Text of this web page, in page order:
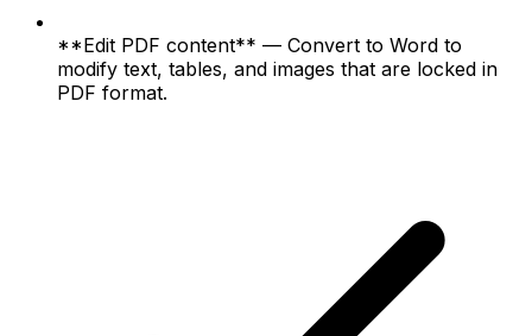
**Edit PDF content** — Convert to Word to
modify text, tables, and images that are locked in
PDF format.